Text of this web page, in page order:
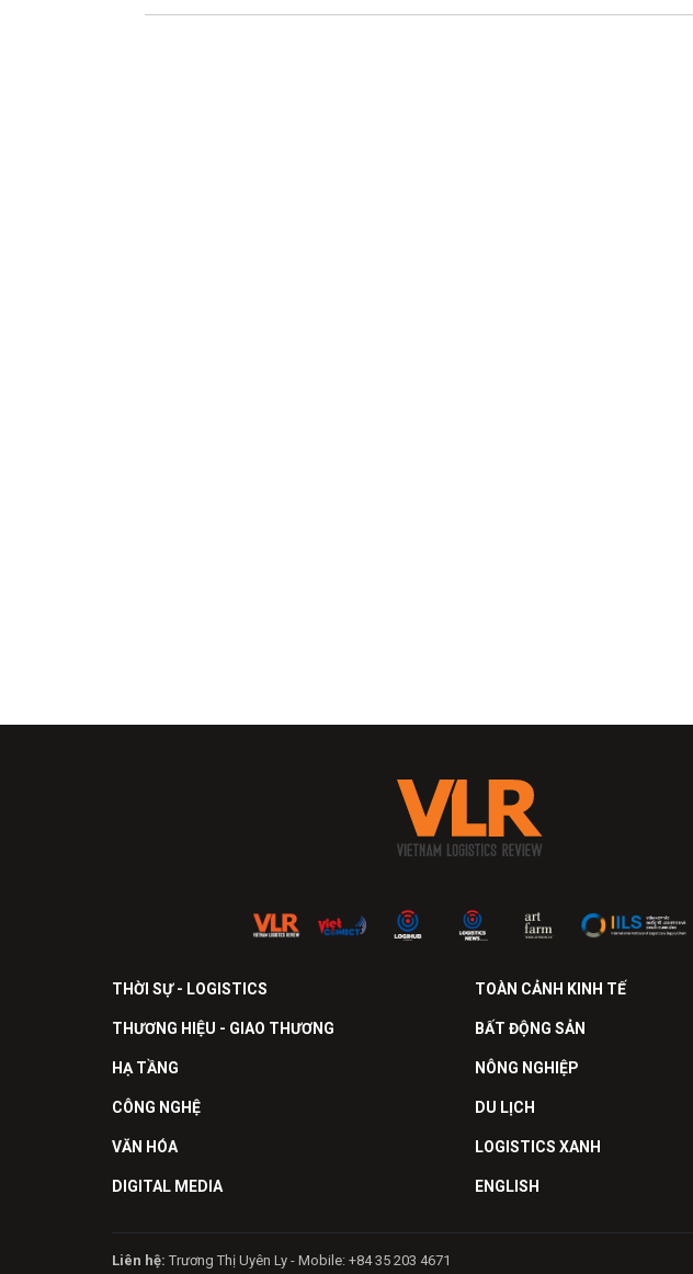
THỜI SỰ - LOGISTICS TOÀN CẢNH KINH TẾ
THƯƠNG HIỆU - GIAO THƯƠNG BẤT ĐỘNG SẢN
HẠ TẦNG NÔNG NGHIỆP
CÔNG NGHỆ DU LỊCH
VĂN HÓA LOGISTICS XANH
DIGITAL MEDIA ENGLISH
Liên hệ: Trương Thị Uyên Ly - Mobile: +84 35 203 4671